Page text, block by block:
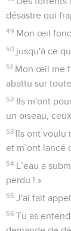
Notre
passées à des
Nous
mères sont
Notre eau,
Ceux qui
sommes
Nous avons
manger à notre
Nos pères
supportons les
Des
nous arracher